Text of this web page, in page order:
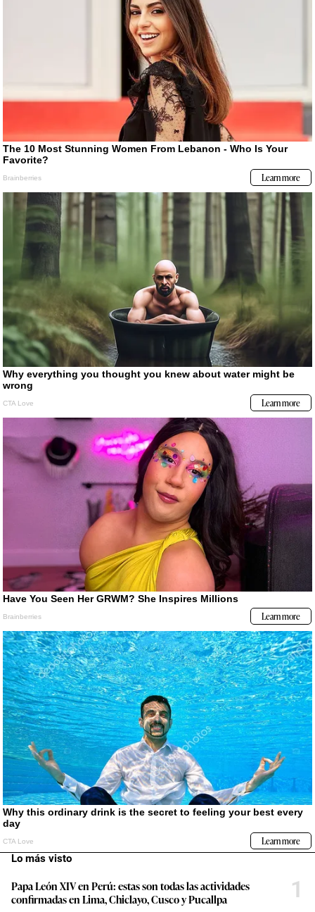
Lo más visto
Papa León XIV en Perú: estas son todas las actividades
confirmadas en Lima, Chiclayo, Cusco y Pucallpa
1